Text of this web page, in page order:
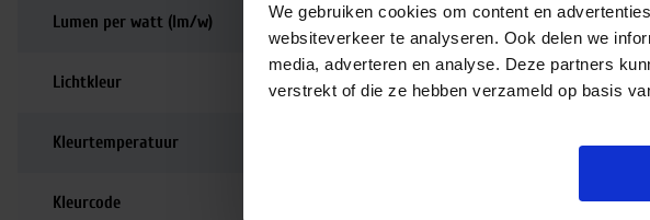
We gebruiken cookies om content en
websiteverkeer te analyseren. Ook delen we
media, adverteren en analyse. Deze partners
verstrekt of die ze hebben verzameld op basis
Lumen per watt (lm/w) 85
Lichtkleur 2700K
Kleurtemperatuur
Kleurcode